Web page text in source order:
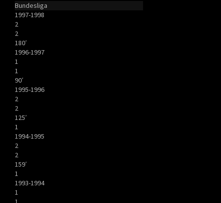
Bundesliga
1997-1998
2
2
180′
1996-1997
1
1
90′
1995-1996
2
2
125′
1
1994-1995
2
2
159′
1
1993-1994
1